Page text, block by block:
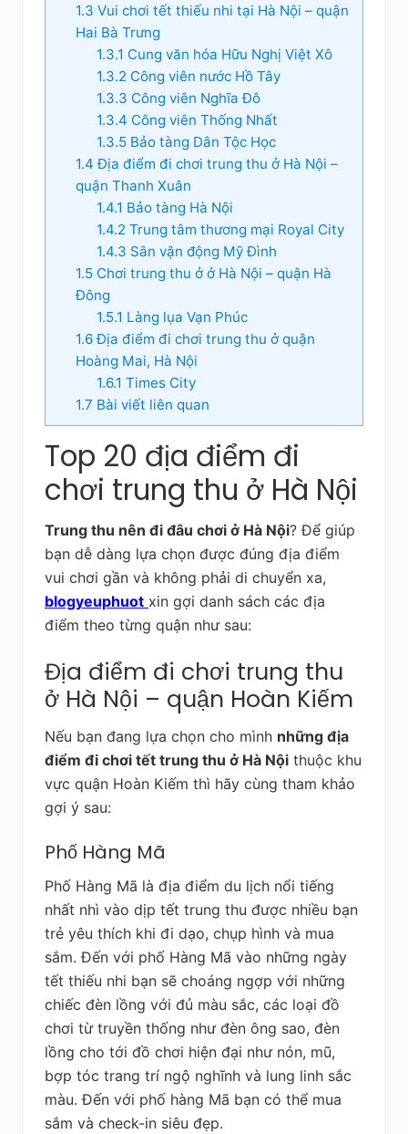
1.3 Vui chơi tết thiếu nhi tại Hà Nội – quận
Hai Bà Trưng
1.3.1 Cung văn hóa Hữu Nghị Việt Xô
1.3.2 Công viên nước Hồ Tây
1.3.3 Công viên Nghĩa Đô
1.3.4 Công viên Thống Nhất
1.3.5Bảo tàng Dân Tộc Học
1.4 Địa điểm đi chơi trung thu ở Hà Nội –
quận Thanh Xuân
1.4.1 Bảo tàng Hà Nội
1.4.2 Trung tâm thương mại Royal City
1.4.3 Sân vận động Mỹ Đình
1.5Chơi trung thu ở ở Hà Nội – quận Hà
Đông
1.5.1 Làng lụa Vạn Phúc
1.6Địa điểm đi chơi trung thu ở quận
Hoàng Mai, Hà Nội
1.6.1 Times City
1.7 Bài viết liên quan
Top 20 địa điểm đi
chơi trung thu ở Hà Nội
Trung thu nên đi đâu chơi ở Hà Nội? Để giúp
bạn dễ dàng lựa chọn được đúng địa điểm
vui chơi gần và không phải di chuyển xa,
blogyeuphuot xin gợi danh sách các địa
điểm theo từng quận như sau:
Địa điểm đi chơi trung thu
ở Hà Nội – quận Hoàn Kiếm
Nếu bạn đang lựa chọn cho mình những địa
điểm đi chơi tết trung thu ở Hà Nội thuộc khu
vực quận Hoàn Kiếm thì hãy cùng tham khảo
gợi ý sau:
Phố Hàng Mã
Phố Hàng Mã là địa điểm du lịch nổi tiếng
nhất nhì vào dịp tết trung thu được nhiều bạn
trẻ yêu thích khi đi dạo, chụp hình và mua
sắm. Đến với phố Hàng Mã vào những ngày
tết thiếu nhi bạn sẽ choáng ngợp với những
chiếc đèn lồng với đủ màu sắc, các loại đồ
chơi từ truyền thống như đèn ông sao, đèn
lồng cho tới đồ chơi hiện đại như nón, mũ,
bợp tóc trang trí ngộ nghĩnh và lung linh sắc
màu. Đến với phố hàng Mã bạn có thể mua
sắm và check-in siêu đẹp.